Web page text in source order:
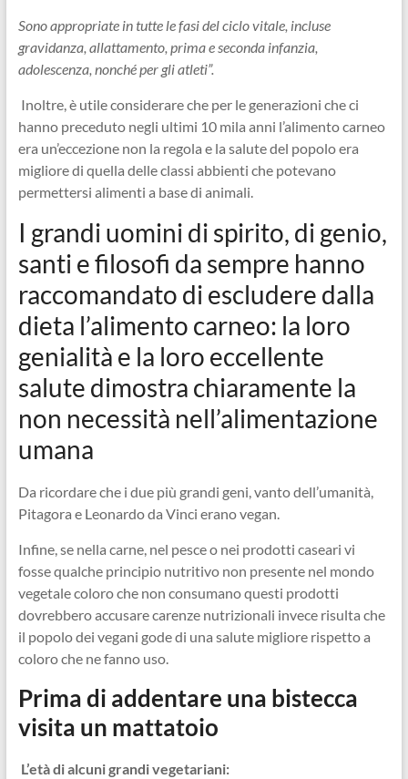
Sono appropriate in tutte le fasi del ciclo vitale, incluse
gravidanza, allattamento, prima e seconda infanzia,
adolescenza, nonché per gli atleti”.
Inoltre, è utile considerare che per le generazioni che ci
hanno preceduto negli ultimi 10 mila anni l’alimento carneo
era un’eccezione non la regola e la salute del popolo era
migliore di quella delle classi abbienti che potevano
permettersi alimenti a base di animali.
I grandi uomini di spirito, di genio,
santi e filosofi da sempre hanno
raccomandato di escludere dalla
dieta l’alimento carneo: la loro
genialità e la loro eccellente
salute dimostra chiaramente la
non necessità nell’alimentazione
umana
Da ricordare che i due più grandi geni, vanto dell’umanità,
Pitagora e Leonardo da Vinci erano vegan.
Infine, se nella carne, nel pesce o nei prodotti caseari vi
fosse qualche principio nutritivo non presente nel mondo
vegetale coloro che non consumano questi prodotti
dovrebbero accusare carenze nutrizionali invece risulta che
il popolo dei vegani gode di una salute migliore rispetto a
coloro che ne fanno uso.
Prima di addentare una bistecca
visita un mattatoio
L’età di alcuni grandi vegetariani: